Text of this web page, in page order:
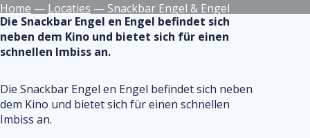
Dörfer
der Stadt
Die Einwohner von
oder
Home — Locaties — Snackbar Engel & Engel
Die Snackbar Engel en Engel befindet sich
neben dem Kino und bietet sich für einen
schnellen Imbiss an.
Die Snackbar Engel en Engel befindet sich neben
dem Kino und bietet sich für einen schnellen
Imbiss an.